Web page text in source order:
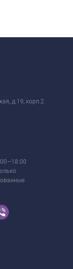
д.19, корп.2